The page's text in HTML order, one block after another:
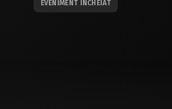
EVENIMENT ÎNCHEIAT